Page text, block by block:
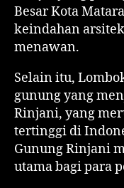
Besar Kota
keindahan
menawan.
Selain itu,
gunung yang
Rinjani, yang
tertinggi di
Gunung Rinjani
utama bagi para